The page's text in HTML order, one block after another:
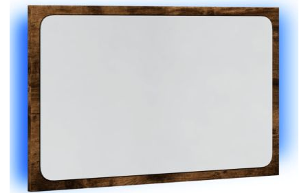
Предоставената таблица е с информационна цел.
Добавете продукта в количката си с бутона "Добави в
количката" и при поръчка ще можете да изберете броя
вноски на кредита.
Предоставената таблица е с информационна цел.
Добавете продукта в количката си с бутона "Добави в
количката" и при поръчка ще можете да изберете броя
вноски на кредита.
Предоставената таблица е с информационна цел.
Добавете продукта в количката си с бутона "Добави в
количката" и при поръчка ще можете да изберете броя
вноски на кредита.